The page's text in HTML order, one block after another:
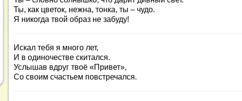
Ты, как цветок, нежна, тонка, ты – чудо.
Я никогда твой образ не забуду!
Искал тебя я много лет,
И в одиночестве скитался.
Услышав вдруг твоё «Привет»,
Со своим счастьем повстречался.